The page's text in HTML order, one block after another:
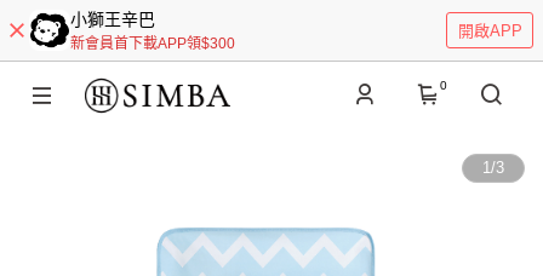
小獅王辛巴
新會員首下載APP領$300
開啟APP
0
1/3